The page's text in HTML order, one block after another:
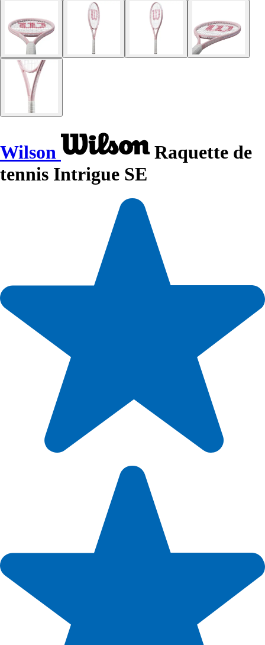
Wilson
Raquette de
tennis Intrigue SE